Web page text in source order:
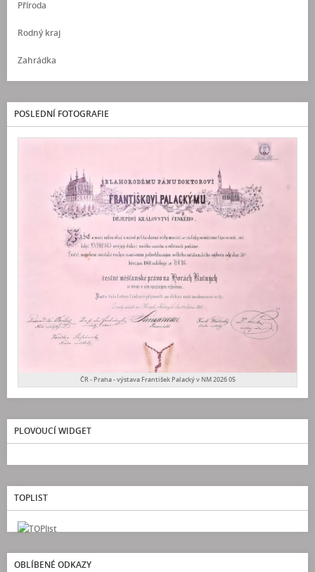
Příroda
Rodný kraj
Zahrádka
POSLEDNÍ FOTOGRAFIE
ČR - Praha - výstava František Palacký v NM 2026 05
PLOVOUCÍ WIDGET
TOPLIST
OBLÍBENÉ ODKAZY